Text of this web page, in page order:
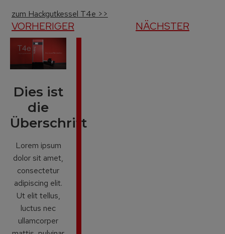
zum Hackgutkessel T4e >>
VORHERIGER NÄCHSTER
Dies ist
die
Überschrift
Lorem ipsum
dolor sit amet,
consectetur
adipiscing elit.
Ut elit tellus,
luctus nec
ullamcorper